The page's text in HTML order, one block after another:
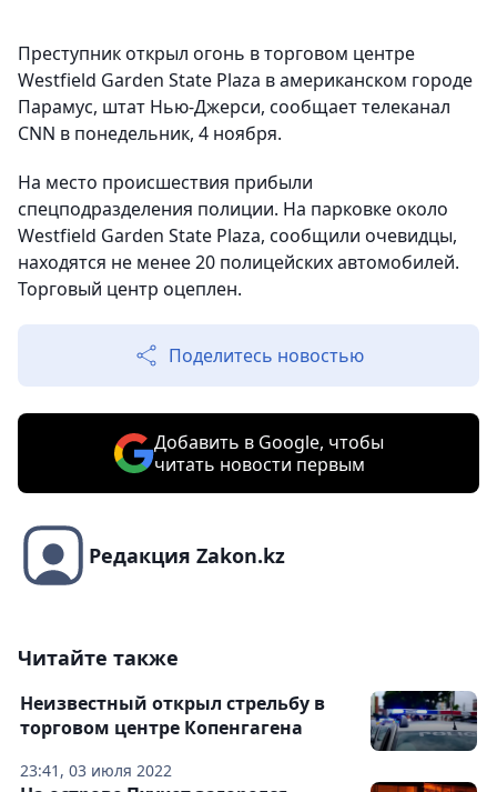
Преступник открыл огонь в торговом центре
Westfield Garden State Plaza в американском городе
Парамус, штат Нью-Джерси, сообщает телеканал
CNN в понедельник, 4 ноября.
На место происшествия прибыли
спецподразделения полиции. На парковке около
Westfield Garden State Plaza, сообщили очевидцы,
находятся не менее 20 полицейских автомобилей.
Торговый центр оцеплен.
Поделитесь новостью
Добавить в Google, чтобы
читать новости первым
Редакция Zakon.kz
Читайте также
23:41, 03 июля 2022
Неизвестный открыл стрельбу в
торговом центре Копенгагена